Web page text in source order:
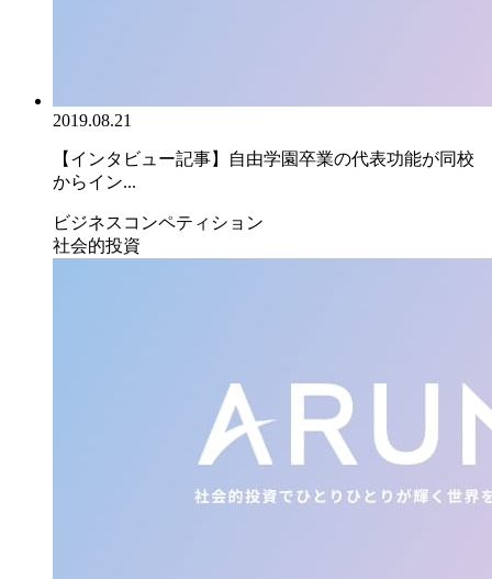
2019.08.21
【インタビュー記事】自由学園卒業の代表功能が同校
からイン...
ビジネスコンペティション
社会的投資